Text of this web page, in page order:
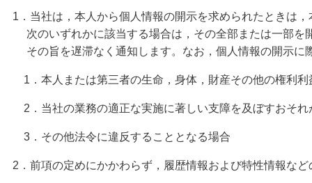
1．当社は，本人から個人情報の開示を求められたときは
次のいずれかに該当する場合は，その全部または一部を
その旨を遅滞なく通知します。なお，個人情報の開示に
1．本人または第三者の生命，身体，財産その他の権利
2．当社の業務の適正な実施に著しい支障を及ぼすおそれ
3．その他法令に違反することとなる場合
2．前項の定めにかかわらず，履歴情報および特性情報な